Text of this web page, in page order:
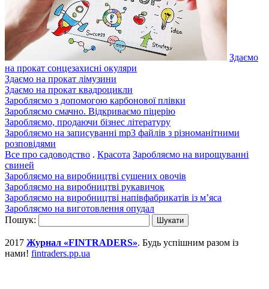
Здаємо
на прокат сонцезахисні окуляри
Здаємо на прокат лімузини
Здаємо на прокат квадроцикли
Заробляємо з допомогою карбонової плівки
Заробляємо смачно. Відкриваємо піцерію
Заробляємо, продаючи бізнес літературу
Заробляємо на записуванні mp3 файлів з різноманітними
розповідями
Все про садоводство . Красота Заробляємо на вирощуванні
свиней
Заробляємо на виробництві сушених овочів
Заробляємо на виробництві рукавичок
Заробляємо на виробництві напівфабрикатів із м’яса
Заробляємо на виготовлення опудал
Пошук:
2017 Журнал «FINTRADERS». Будь успішним разом із
нами! fintraders.pp.ua